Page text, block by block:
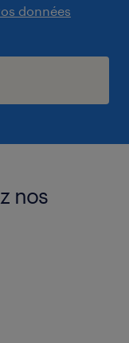
données
nos